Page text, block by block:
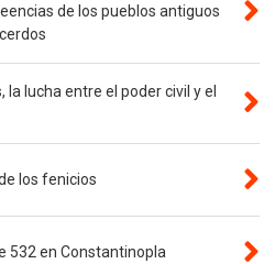
de los pueblos antiguos
la lucha entre el poder civil y el
los fenicios
532 en Constantinopla